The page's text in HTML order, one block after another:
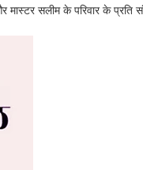
मास्टर सलीम के परिवार के प्रति